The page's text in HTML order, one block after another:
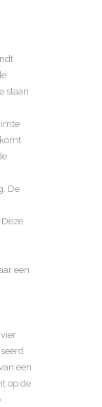
staan
De
een
een
op de